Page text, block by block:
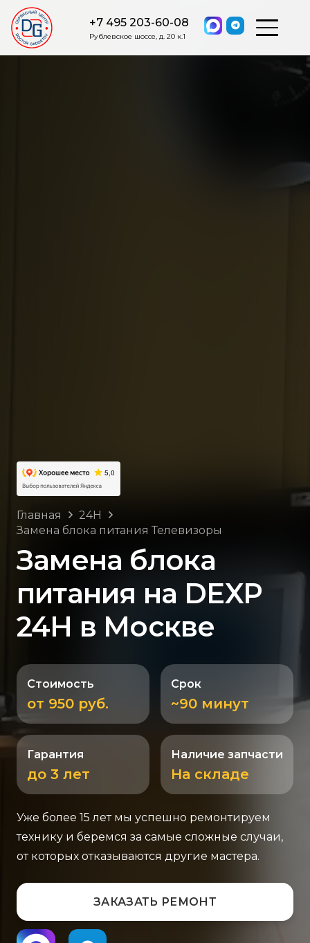
+7 495 203-60-08
Рублевское шоссе, д. 20 к.1
Главная
24H
Замена блока питания Телевизоры
Замена блока
питания на DEXP
24H в Москве
Стоимость
от 950 руб.
Срок
~90 минут
Гарантия
до 3 лет
Наличие запчасти
На складе
Уже более 15 лет мы успешно ремонтируем
технику и беремся за самые сложные случаи,
от которых отказываются другие мастера.
ЗАКАЗАТЬ РЕМОНТ